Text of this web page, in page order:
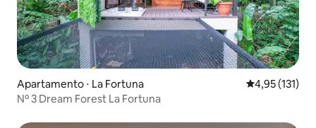
Apartamento ⋅ La Fortuna 4,95 de uma
4,95 (131)
Nº 3 Dream Forest La Fortuna